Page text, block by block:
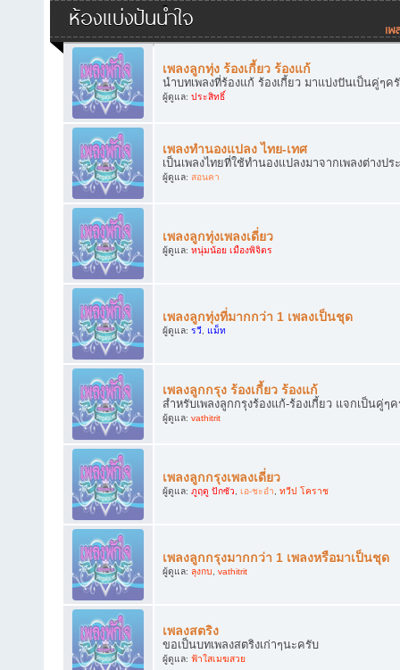
ห้องแบ่งปันน้ำใจ
เพลงลูกทุ่ง ร้องเกี้ยว ร้องแก้
นำบทเพลงที่ร้องแก้ ร้องเกี้ยว มาแบ่งปันเป็นคู่ๆค
ผู้ดูแล: ประสิทธิ์
เพลงทำนองแปลง ไทย-เทศ
เป็นเพลงไทยที่ใช้ทำนองแปลงมาจากเพลงต่างป
ผู้ดูแล: สอนคา
เพลงลูกทุ่งเพลงเดี่ยว
ผู้ดูแล: หนุ่มน้อย เมืองพิจิตร
เพลงลูกทุ่งที่มากกว่า 1 เพลงเป็นชุด
ผู้ดูแล: รวี, แม็ท
เพลงลูกกรุง ร้องเกี้ยว ร้องแก้
สำหรับเพลงลูกกรุงร้องแก้-ร้องเกี้ยว แจกเป็นคู่ๆ
ผู้ดูแล: vathitrit
เพลงลูกกรุงเพลงเดี่ยว
ผู้ดูแล: ภูฤดู ปักซัว, เอ-ชะอำ, ทวีป โคราช
เพลงลูกกรุงมากกว่า 1 เพลงหรือมาเป็นชุด
ผู้ดูแล: ลุงกบ, vathitrit
เพลงสตริง
ขอเป็นบทเพลงสตริงเก่าๆนะครับ
ผู้ดูแล: ฟ้าใสเมฆสวย